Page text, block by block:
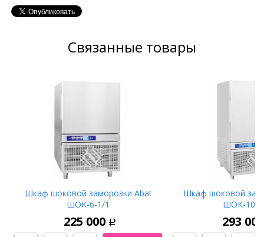
Связанные товары
Шкаф шоковой заморозки Abat
ШОК-6-1/1
225 000 Р
Шкаф шоковой
ШОК-10-
293 000